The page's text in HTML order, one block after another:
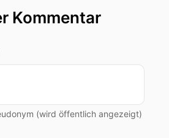
Kommentar
(wird öffentlich angezeigt)